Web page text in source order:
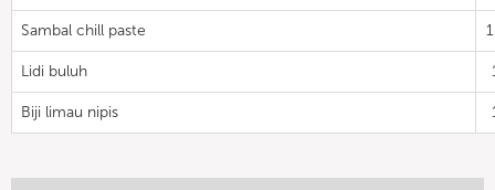
Sambal chill paste
Lidi buluh
Biji limau nipis